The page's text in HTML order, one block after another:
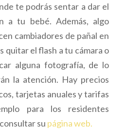
te podrás sentar a dar el
a tu bebé. Además, algo
cambiadores de pañal en
quitar el flash a tu cámara o
alguna fotografía, de lo
la atención. Hay precios
tarjetas anuales y tarifas
para los residentes
su página web.